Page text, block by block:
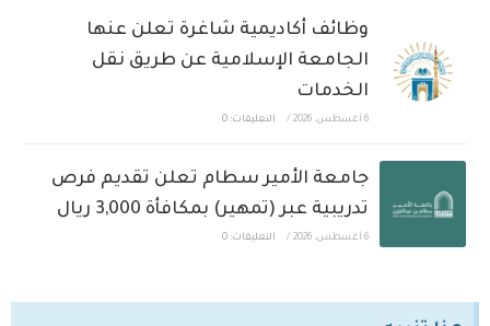
وظائف أكاديمية شاغرة تعلن عنها
الجامعة الإسلامية عن طريق نقل
الخدمات
6 أغسطس، 2026 / التعليقات: 0
جامعة الأمير سطام تعلن تقديم فرص
تدريبية عبر (تمهير) بمكافأة 3,000 ريال
6 أغسطس، 2026 / التعليقات: 0